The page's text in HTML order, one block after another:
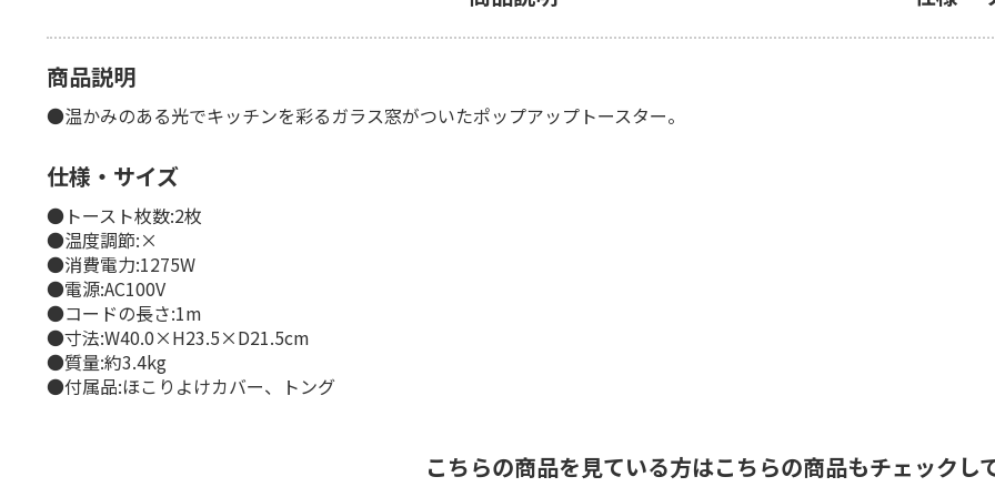
商品説明
●温かみのある光でキッチンを彩るガラス窓がついたポップアップトースター。
仕様・サイズ
●トースト枚数:2枚
●温度調節:×
●消費電力:1275W
●電源:AC100V
●コードの長さ:1m
●寸法:W40.0×H23.5×D21.5cm
●質量:約3.4kg
●付属品:ほこりよけカバー、トング
こちらの商品を見ている方はこちらの商品もチェックし